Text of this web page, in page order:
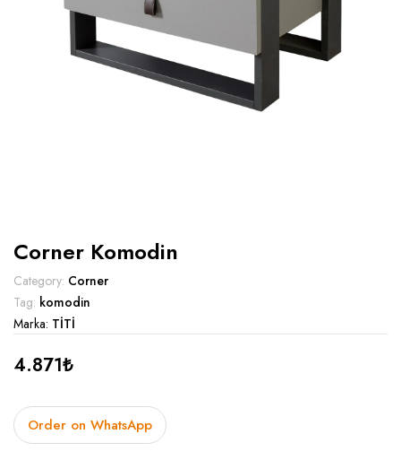
Corner Komodin
Category: Corner
Tag: komodin
Marka: TİTİ
4.871₺
Order on WhatsApp